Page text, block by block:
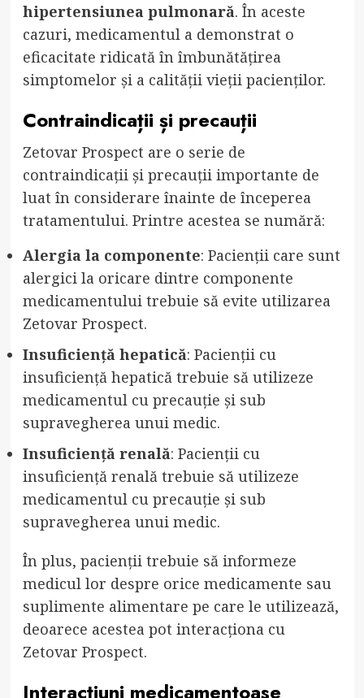
hipertensiunea pulmonară. În aceste
cazuri, medicamentul a demonstrat o
eficacitate ridicată în îmbunătățirea
simptomelor și a calității vieții pacienților.
Contraindicații și precauții
Zetovar Prospect are o serie de
contraindicații și precauții importante de
luat în considerare înainte de începerea
tratamentului. Printre acestea se numără:
Alergia la componente: Pacienții care sunt
alergici la oricare dintre componente
medicamentului trebuie să evite utilizarea
Zetovar Prospect.
Insuficiență hepatică: Pacienții cu
insuficiență hepatică trebuie să utilizeze
medicamentul cu precauție și sub
supravegherea unui medic.
Insuficiență renală: Pacienții cu
insuficiență renală trebuie să utilizeze
medicamentul cu precauție și sub
supravegherea unui medic.
În plus, pacienții trebuie să informeze
medicul lor despre orice medicamente sau
suplimente alimentare pe care le utilizează,
deoarece acestea pot interacționa cu
Zetovar Prospect.
Interacțiuni medicamentoase